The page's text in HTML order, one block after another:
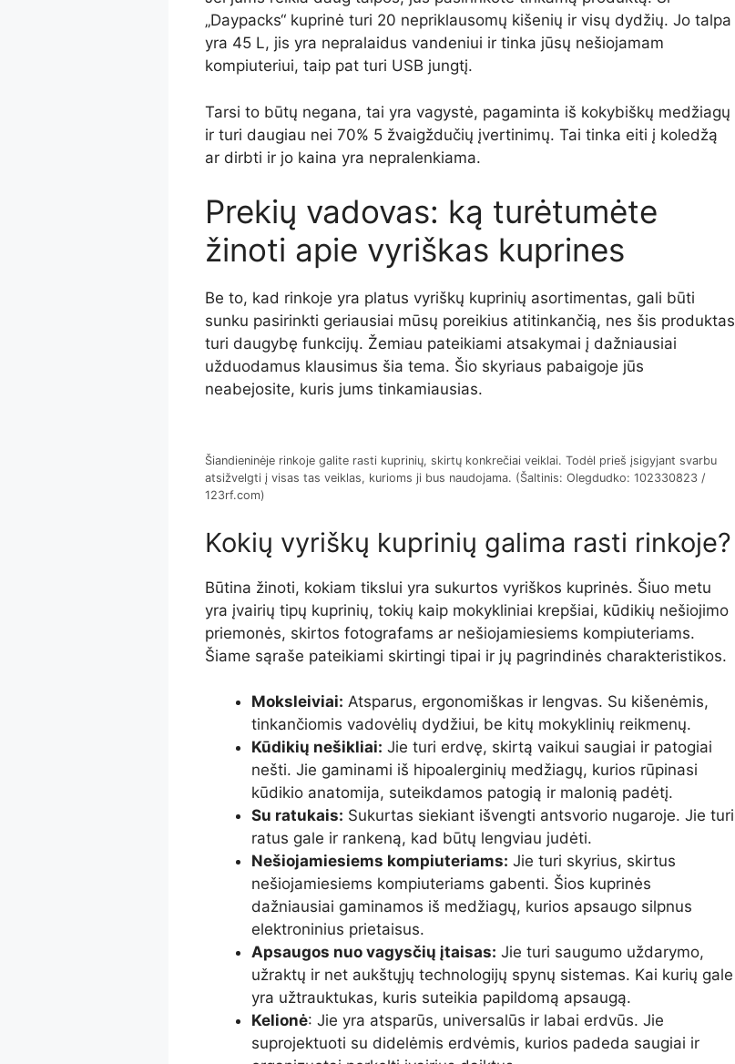
„Daypacks“ kuprinė turi 20 nepriklausomų kišenių ir visų dydžių. Jo talpa
yra 45 L, jis yra nepralaidus vandeniui ir tinka jūsų nešiojamam
kompiuteriui, taip pat turi USB jungtį.
Tarsi to būtų negana, tai yra vagystė, pagaminta iš kokybiškų medžiagų
ir turi daugiau nei 70% 5 žvaigždučių įvertinimų. Tai tinka eiti į koledžą
ar dirbti ir jo kaina yra nepralenkiama.
Prekių vadovas: ką turėtumėte
žinoti apie vyriškas kuprines
Be to, kad rinkoje yra platus vyriškų kuprinių asortimentas, gali būti
sunku pasirinkti geriausiai mūsų poreikius atitinkančią, nes šis produktas
turi daugybę funkcijų. Žemiau pateikiami atsakymai į dažniausiai
užduodamus klausimus šia tema. Šio skyriaus pabaigoje jūs
neabejosite, kuris jums tinkamiausias.
Šiandieninėje rinkoje galite rasti kuprinių, skirtų konkrečiai veiklai. Todėl prieš įsigyjant svarbu
atsižvelgti į visas tas veiklas, kurioms ji bus naudojama. (Šaltinis: Olegdudko: 102330823 /
123rf.com)
Kokių vyriškų kuprinių galima rasti rinkoje?
Būtina žinoti, kokiam tikslui yra sukurtos vyriškos kuprinės. Šiuo metu
yra įvairių tipų kuprinių, tokių kaip mokykliniai krepšiai, kūdikių nešiojimo
priemonės, skirtos fotografams ar nešiojamiesiems kompiuteriams.
Šiame sąraše pateikiami skirtingi tipai ir jų pagrindinės charakteristikos.
Moksleiviai: Atsparus, ergonomiškas ir lengvas. Su kišenėmis,
tinkančiomis vadovėlių dydžiui, be kitų mokyklinių reikmenų.
Kūdikių nešikliai: Jie turi erdvę, skirtą vaikui saugiai ir patogiai
nešti. Jie gaminami iš hipoalerginių medžiagų, kurios rūpinasi
kūdikio anatomija, suteikdamos patogią ir malonią padėtį.
Su ratukais: Sukurtas siekiant išvengti antsvorio nugaroje. Jie turi
ratus gale ir rankeną, kad būtų lengviau judėti.
Nešiojamiesiems kompiuteriams: Jie turi skyrius, skirtus
nešiojamiesiems kompiuteriams gabenti. Šios kuprinės
dažniausiai gaminamos iš medžiagų, kurios apsaugo silpnus
elektroninius prietaisus.
Apsaugos nuo vagysčių įtaisas: Jie turi saugumo uždarymo,
užraktų ir net aukštųjų technologijų spynų sistemas. Kai kurių gale
yra užtrauktukas, kuris suteikia papildomą apsaugą.
Kelionė: Jie yra atsparūs, universalūs ir labai erdvūs. Jie
suprojektuoti su didelėmis erdvėmis, kurios padeda saugiai ir